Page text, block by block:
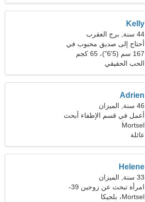
Kelly
44 سنة, برج العقرب
أحتاج إلى صديق محبوب في
نزهة معًا
167 سم (5'6")، 65 كجم
(143 رطلا)
الحب الحقيقي
Adrien
46 سنة, الميزان
أعمل في قسم الإطفاء أبحث
عن امرأة جميلة
Mortsel
عائلة
Helene
33 سنة, الميزان
امرأة تبحث عن زوجين 39-
42
Mortsel، بلجيكا